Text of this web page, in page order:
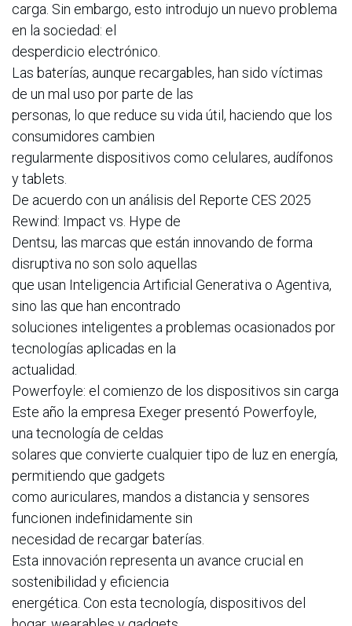
carga. Sin embargo, esto introdujo un nuevo problema
en la sociedad: el
desperdicio electrónico.
Las baterías, aunque recargables, han sido víctimas
de un mal uso por parte de las
personas, lo que reduce su vida útil, haciendo que los
consumidores cambien
regularmente dispositivos como celulares, audífonos
y tablets.
De acuerdo con un análisis del Reporte CES 2025
Rewind: Impact vs. Hype de
Dentsu, las marcas que están innovando de forma
disruptiva no son solo aquellas
que usan Inteligencia Artificial Generativa o Agentiva,
sino las que han encontrado
soluciones inteligentes a problemas ocasionados por
tecnologías aplicadas en la
actualidad.
Powerfoyle: el comienzo de los dispositivos sin carga
Este año la empresa Exeger presentó Powerfoyle,
una tecnología de celdas
solares que convierte cualquier tipo de luz en energía,
permitiendo que gadgets
como auriculares, mandos a distancia y sensores
funcionen indefinidamente sin
necesidad de recargar baterías.
Esta innovación representa un avance crucial en
sostenibilidad y eficiencia
energética. Con esta tecnología, dispositivos del